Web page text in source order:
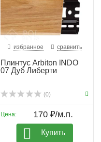
избранное сравнить
Плинтус Arbiton INDO
07 Дуб Либерти
(0)
Цена: 170 ₽/м.п.
Купить